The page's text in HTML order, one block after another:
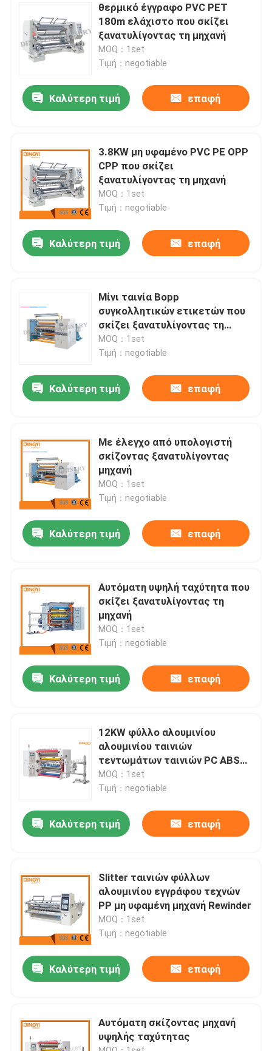
Περίπου εμείς
Γύρος εργοστασίων
Μας ελάτε σε επαφή με
Ζητήστε ένα απόσπασμα
Φγμένη ταινία μηχανή
Φγμένη LDPE μηχανή ταινιών
θερμικό έγγραφο PVC PET
180m ελάχιστο που σκίζει
ξανατυλίγοντας τη μηχανή
MOQ：1set
Τιμή：negotiable
Καλύτερη τιμή επαφή
3.8KW μη υφαμένο PVC PE OPP
CPP που σκίζει
ξανατυλίγοντας τη μηχανή
MOQ：1set
Τιμή：negotiable
Καλύτερη τιμή επαφή
Μίνι ταινία Bopp
συγκολλητικών ετικετών που
σκίζει ξανατυλίγοντας τη
μηχανή
MOQ：1set
Τιμή：negotiable
Καλύτερη τιμή επαφή
Με έλεγχο από υπολογιστή
σκίζοντας ξανατυλίγοντας
μηχανή
MOQ：1set
Τιμή：negotiable
Καλύτερη τιμή επαφή
Αυτόματη υψηλή ταχύτητα που
σκίζει ξανατυλίγοντας τη
μηχανή
MOQ：1set
Τιμή：negotiable
Καλύτερη τιμή επαφή
12KW φύλλο αλουμινίου
αλουμινίου ταινιών
τεντωμάτων ταινιών PC ABS
CP που σκίζει τη μηχανή
MOQ：1set
Τιμή：negotiable
Καλύτερη τιμή επαφή
Slitter ταινιών φύλλων
αλουμινίου εγγράφου τεχνών
PP μη υφαμένη μηχανή Rewinder
MOQ：1set
Τιμή：negotiable
Καλύτερη τιμή επαφή
Αυτόματη σκίζοντας μηχανή
υψηλής ταχύτητας